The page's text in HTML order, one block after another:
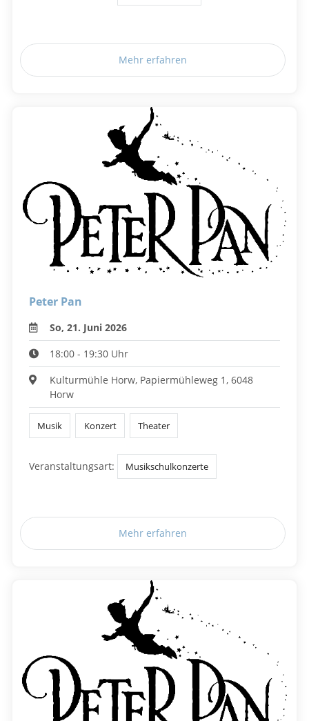
Mehr erfahren
Peter Pan
So, 21. Juni 2026
18:00 - 19:30 Uhr
Kulturmühle Horw, Papiermühleweg 1, 6048
Horw
Musik Konzert Theater
Veranstaltungsart: Musikschulkonzerte
Mehr erfahren